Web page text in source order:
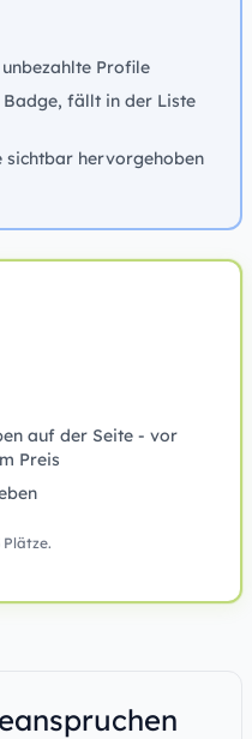
Profile
fällt in der Liste
hervorgehoben
auf der Seite - vor
Preis